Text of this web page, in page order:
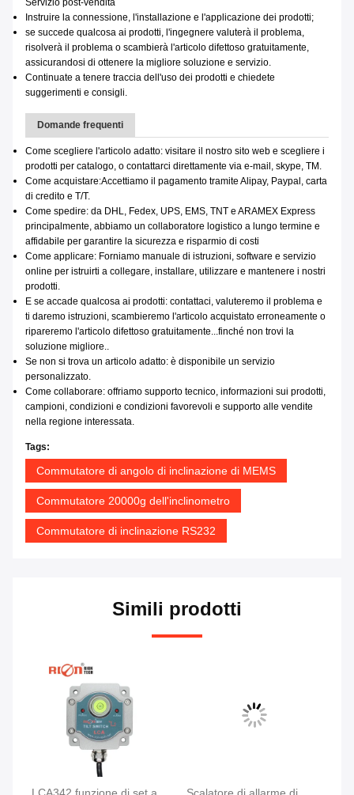
Servizio post-vendita
Instruire la connessione, l'installazione e l'applicazione dei prodotti;
se succede qualcosa ai prodotti, l'ingegnere valuterà il problema,
risolverà il problema o scambierà l'articolo difettoso gratuitamente,
assicurandosi di ottenere la migliore soluzione e servizio.
Continuate a tenere traccia dell'uso dei prodotti e chiedete
suggerimenti e consigli.
Domande frequenti
Come scegliere l'articolo adatto: visitare il nostro sito web e scegliere i
prodotti per catalogo, o contattarci direttamente via e-mail, skype, TM.
Come acquistare:Accettiamo il pagamento tramite Alipay, Paypal, carta
di credito e T/T.
Come spedire: da DHL, Fedex, UPS, EMS, TNT e ARAMEX Express
principalmente, abbiamo un collaboratore logistico a lungo termine e
affidabile per garantire la sicurezza e risparmio di costi
Come applicare: Forniamo manuale di istruzioni, software e servizio
online per istruirti a collegare, installare, utilizzare e mantenere i nostri
prodotti.
E se accade qualcosa ai prodotti: contattaci, valuteremo il problema e
ti daremo istruzioni, scambieremo l'articolo acquistato erroneamente o
ripareremo l'articolo difettoso gratuitamente...finché non trovi la
soluzione migliore..
Se non si trova un articolo adatto: è disponibile un servizio
personalizzato.
Come collaborare: offriamo supporto tecnico, informazioni sui prodotti,
campioni, condizioni e condizioni favorevoli e supporto alle vendite
nella regione interessata.
Tags:
Commutatore di angolo di inclinazione di MEMS
Commutatore 20000g dell'inclinometro
Commutatore di inclinazione RS232
Simili prodotti